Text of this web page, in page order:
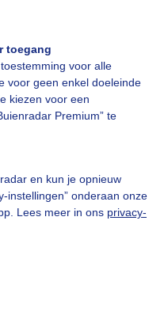
toegang
voor alle
voor geen enkel doeleinde
kiezen voor een
Premium” te
en kun je opnieuw
instellingen” onderaan onze
Lees meer in ons privacy-